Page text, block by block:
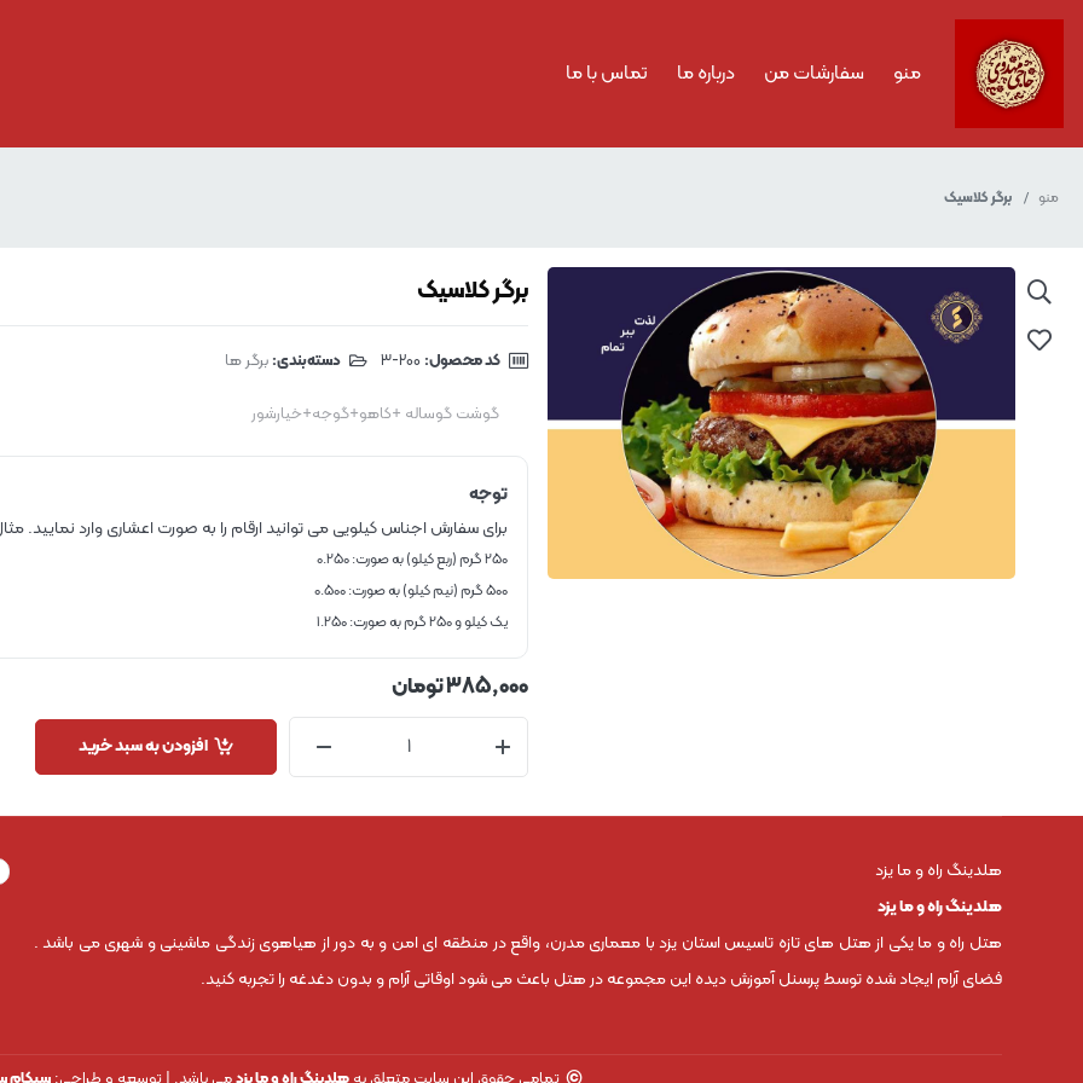
منو سفارشات من درباره ما تماس با ما
منو برگر کلاسیک
برگر کلاسیک
کد محصول: دسته‌بندی: برگر ها
گوشت گوساله +کاهو+گوجه+خیارشور
توجه
برای سفارش اجناس کیلویی می توانید ارقام را به صورت اعشاری وارد نمایید.
250 گرم (ربع کیلو) به صورت: 0.250
500 گرم (نیم کیلو) به صورت: 0.500
یک کیلو و 250 گرم به صورت: 1.250
385,000تومان
افزودن به سبد خرید
هلدینگ راه و ما یزد
هلدینگ راه و ما یزد
هتل راه و ما یکی از هتل های تازه تاسیس استان یزد با معماری مدرن، واقع در منطقه ای امن و به دور از هیاهوی زندگی ماشینی و شهری می باشد .
فضای آرام ایجاد شده توسط پرسنل آموزش دیده این مجموعه در هتل باعث می شود اوقاتی آرام و بدون دغدغه را تجربه کنید.